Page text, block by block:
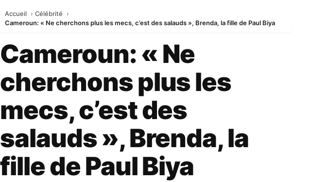
Accueil
Célébrité
Cameroun: « Ne cherchons plus les mecs, c’est des salauds », Brenda, la fille de Paul Biya
Cameroun: « Ne
cherchons plus les
mecs, c’est des
salauds », Brenda, la
fille de Paul Biya